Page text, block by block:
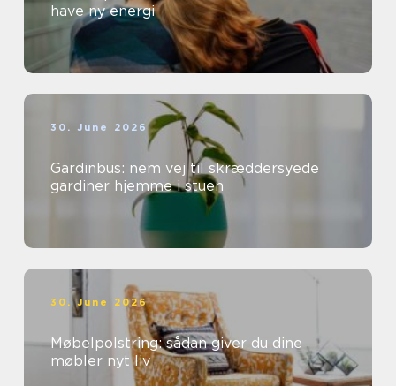
have ny energi
30. June 2026
Gardinbus: nem vej til skræddersyede
gardiner hjemme i stuen
30. June 2026
Møbelpolstring: sådan giver du dine
møbler nyt liv